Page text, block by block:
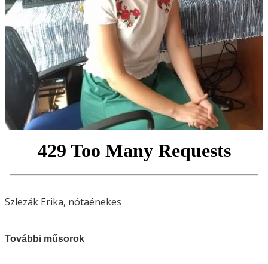
Szlezák Erika, nótaénekes
További műsorok